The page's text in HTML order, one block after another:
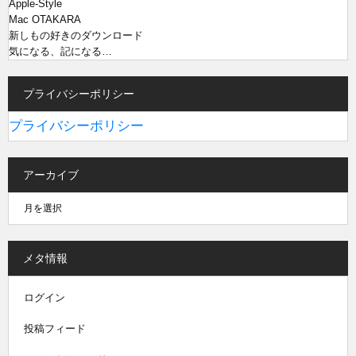
Apple-Style
Mac OTAKARA
新しもの好きのダウンロード
気になる、記になる…
プライバシーポリシー
プライバシーポリシー
アーカイブ
メタ情報
ログイン
投稿フィード